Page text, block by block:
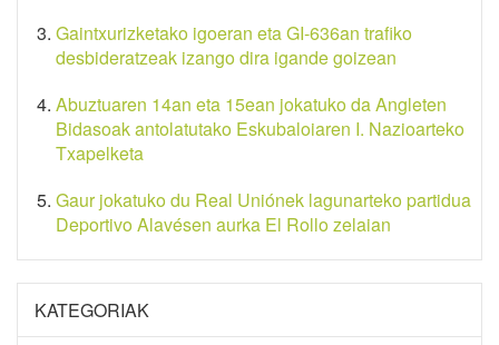
Gaintxurizketako igoeran eta GI-636an trafiko
desbideratzeak izango dira igande goizean
Abuztuaren 14an eta 15ean jokatuko da Angleten
Bidasoak antolatutako Eskubaloiaren I. Nazioarteko
Txapelketa
Gaur jokatuko du Real Uniónek lagunarteko partidua
Deportivo Alavésen aurka El Rollo zelaian
KATEGORIAK